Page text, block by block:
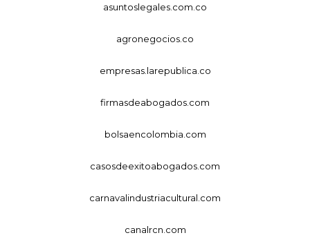
asuntoslegales.com.co
agronegocios.co
empresas.larepublica.co
firmasdeabogados.com
bolsaencolombia.com
casosdeexitoabogados.com
carnavalindustriacultural.com
canalrcn.com